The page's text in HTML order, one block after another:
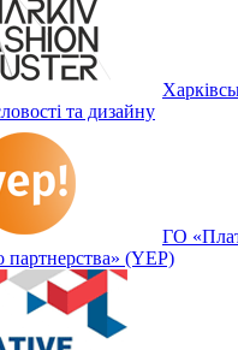
та дизайну
ГО
партнерства» (YEP)